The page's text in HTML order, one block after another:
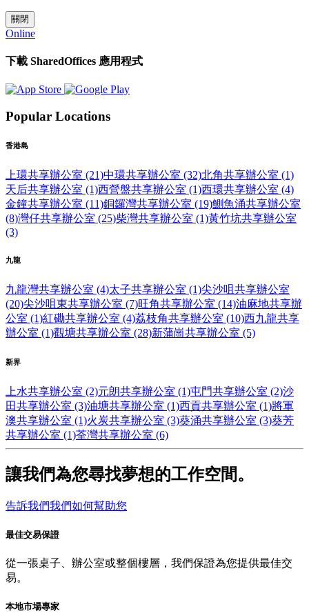
關閉
Online
下載 SharedOffices 應用程式
Popular Locations
香港島
上環共享辦公室 (21)中環共享辦公室 (32)北角共享辦公室 (1)
天后共享辦公室 (1)西營盤共享辦公室 (1)西環共享辦公室 (4)
金鐘共享辦公室 (11)銅鑼灣共享辦公室 (19)鰂魚涌共享辦公室
(8)灣仔共享辦公室 (25)柴灣共享辦公室 (1)黃竹坑共享辦公室
(3)
九龍
九龍灣共享辦公室 (4)太子共享辦公室 (1)尖沙咀共享辦公室
(20)尖沙咀東共享辦公室 (7)旺角共享辦公室 (14)油麻地共享辦
公室 (1)紅磡共享辦公室 (4)荔枝角共享辦公室 (10)西九龍共享
辦公室 (1)觀塘共享辦公室 (28)新蒲崗共享辦公室 (5)
新界
上水共享辦公室 (2)元朗共享辦公室 (1)屯門共享辦公室 (2)沙
田共享辦公室 (3)油塘共享辦公室 (1)西貢共享辦公室 (1)將軍
澳共享辦公室 (1)火炭共享辦公室 (3)葵涌共享辦公室 (3)葵芳
共享辦公室 (1)荃灣共享辦公室 (6)
讓我們為您尋找夢想的工作空間。
告訴我們我們如何幫助您
最佳交易保證
從一張桌子、辦公室或整個樓層，我們保證為您提供最佳交
易。
本地市場專家